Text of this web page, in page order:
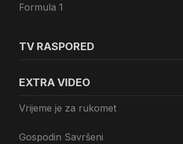
Formula 1
TV RASPORED
EXTRA VIDEO
Vrijeme je za rukomet
Gospodin Savršeni